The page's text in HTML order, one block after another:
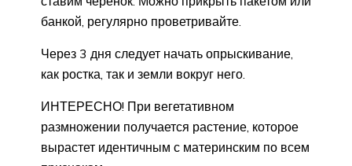
банкой, регулярно проветривайте.
Через 3 дня следует начать опрыскивание,
как ростка, так и земли вокруг него.
ИНТЕРЕСНО! При вегетативном
размножении получается растение, которое
вырастет идентичным с материнским по всем